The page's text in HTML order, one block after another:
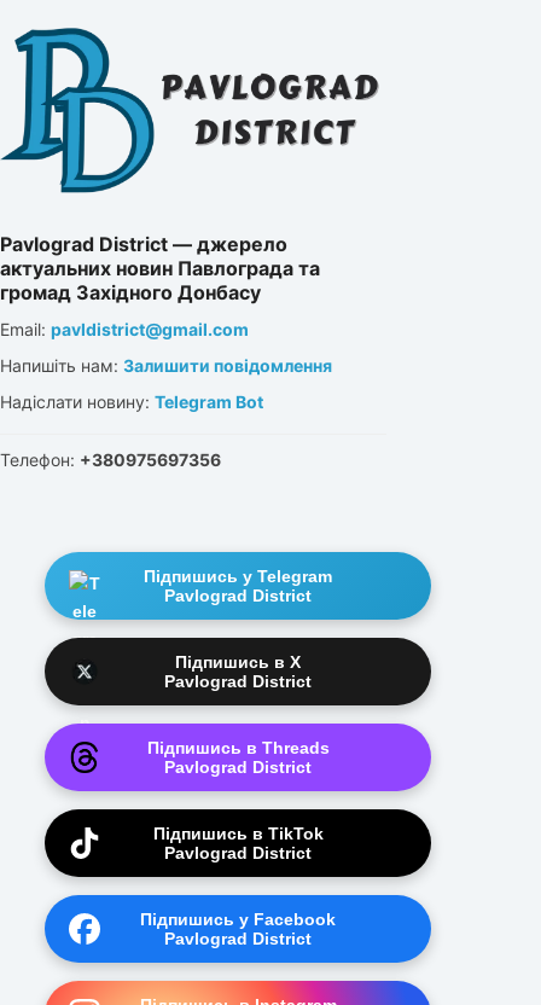
Pavlograd District — джерело
актуальних новин Павлограда та
громад Західного Донбасу
Email: pavldistrict@gmail.com
Напишіть нам: Залишити повідомлення
Надіслати новину: Telegram Bot
Телефон: +380975697356
Підпишись у Telegram
Pavlograd District
Підпишись в X
Pavlograd District
Підпишись в Threads
Pavlograd District
Підпишись в TikTok
Pavlograd District
Підпишись у Facebook
Pavlograd District